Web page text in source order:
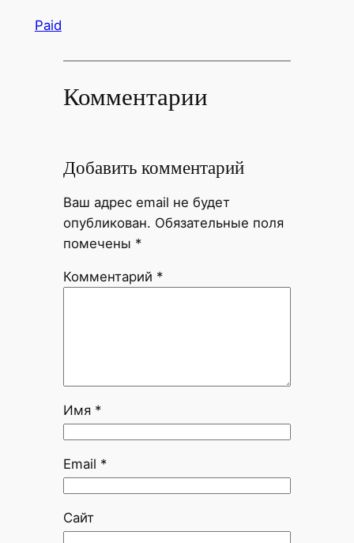
Paid
Комментарии
Добавить комментарий
Ваш адрес email не будет
опубликован. Обязательные поля
помечены *
Комментарий *
Имя *
Email *
Сайт